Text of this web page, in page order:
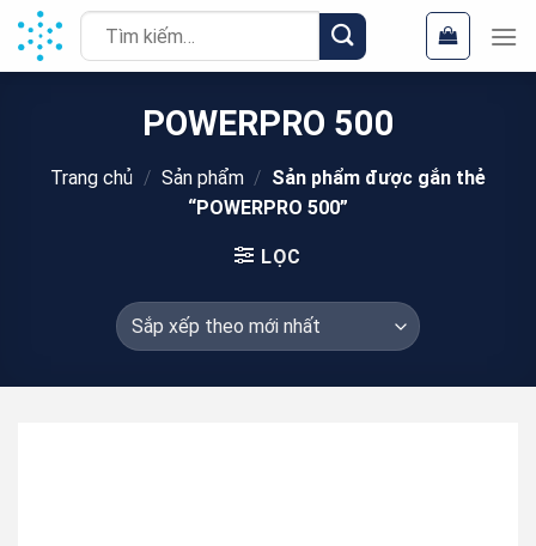
Chuyển
đến
nội
Tìm
kiếm:
POWERPRO 500
Trang chủ / Sản phẩm / Sản phẩm được gắn thẻ
“POWERPRO 500”
LỌC